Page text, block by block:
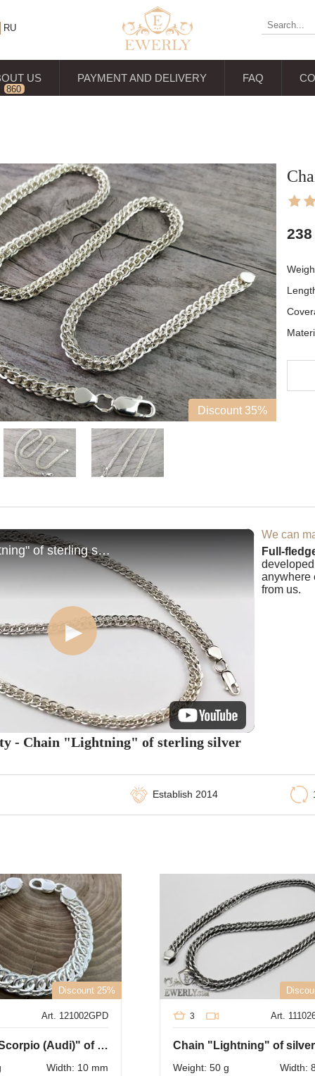
RU
US
860 reviews
PAYMENT AND DELIVERY FAQ
Discount 35%
238
Chain "Lightning" of sterling silver
- Chain "Lightning" of sterling silver
We can
Full-
anywhere
from us.
Establish 2014
Discount 25%
Art. 121002GPD
Bracelet "Scorpio (Audi)" of sterling silver
Width: 10 mm
Art.
3
Chain "Lightning" of silver
Weight: 50 g
Width: